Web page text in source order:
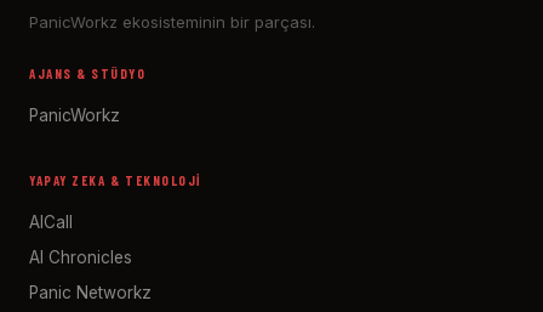
PanicWorkz ekosisteminin bir parçası.
AJANS & STÜDYO
PanicWorkz
YAPAY ZEKA & TEKNOLOJI
AICall
AI Chronicles
Panic Networkz